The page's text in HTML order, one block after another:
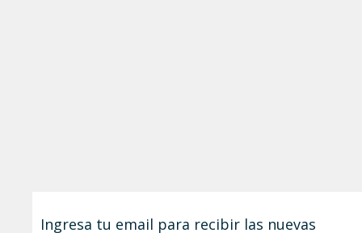
Ingresa tu email para recibir las nuevas